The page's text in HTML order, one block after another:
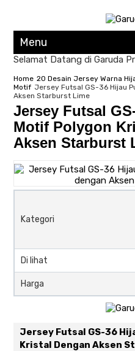
Menu
Selamat Datang di Garuda
Home 20 Desain Jersey Warna
Motif Jersey Futsal GS-36 Hijau
Aksen Starburst Lime
Jersey Futsal
Motif Polygon
Aksen Starburst
Kategori
Di lihat
Harga
Jersey Futsal GS-36
Kristal Dengan Aksen